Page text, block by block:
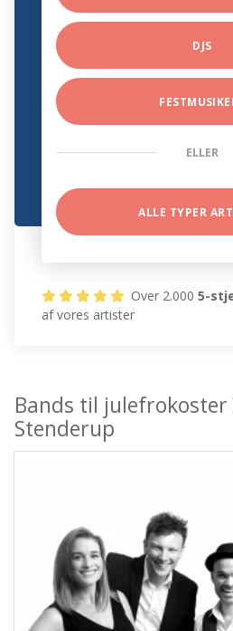
DJS
ELLER
ALLE TYPER
Over 2.0005-
af vores artister
Bands til
Stenderup